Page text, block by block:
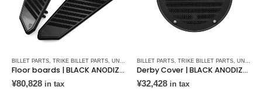
BILLET PARTS, TRIKE BILLET PARTS, UNITED BLOCK CUSTOMS
Floor boards | BLACK ANODIZED | 1986~ Touring Softail FL Trike models | CAA01C
¥80,828 in tax
BILLET PARTS, TRIKE BILLET PARTS, UNITED BLOCK CUSTOMS
Derby Cover | BLACK ANODIZED | 1999~2013 Twin Cam. | ABA02C
¥32,428 in tax